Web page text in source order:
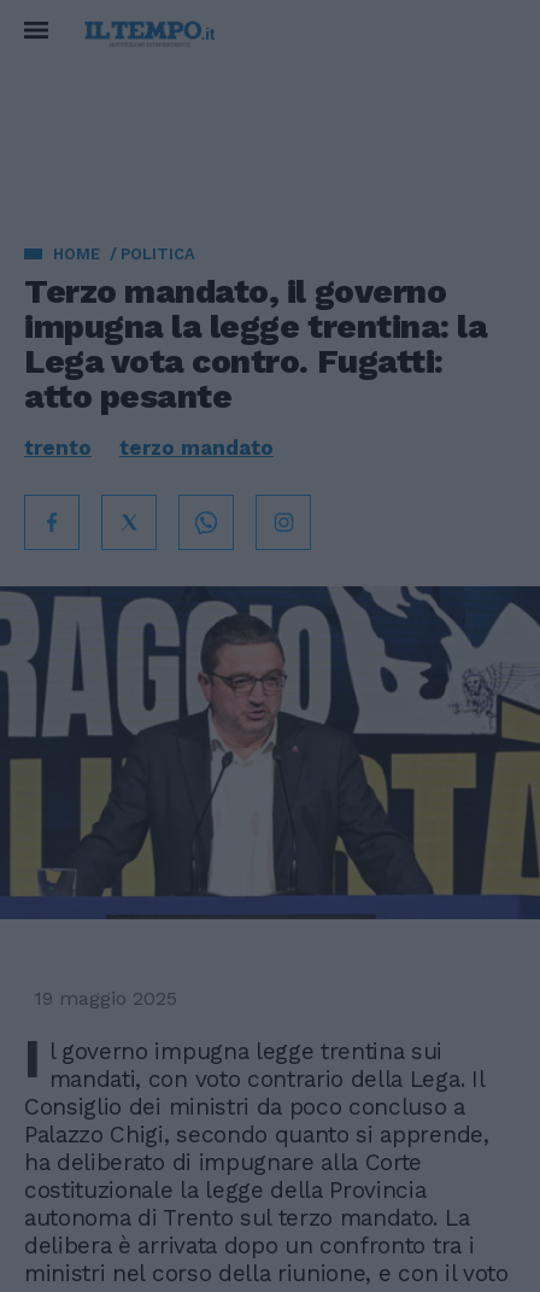
HOME POLITICA
Terzo mandato, il governo
impugna la legge trentina: la
Lega vota contro. Fugatti:
atto pesante
trento terzo mandato
19 maggio 2025
I l governo impugna legge trentina sui
mandati, con voto contrario della Lega. Il
Consiglio dei ministri da poco concluso a
Palazzo Chigi, secondo quanto si apprende,
ha deliberato di impugnare alla Corte
costituzionale la legge della Provincia
autonoma di Trento sul terzo mandato. La
delibera è arrivata dopo un confronto tra i
ministri nel corso della riunione, e con il voto